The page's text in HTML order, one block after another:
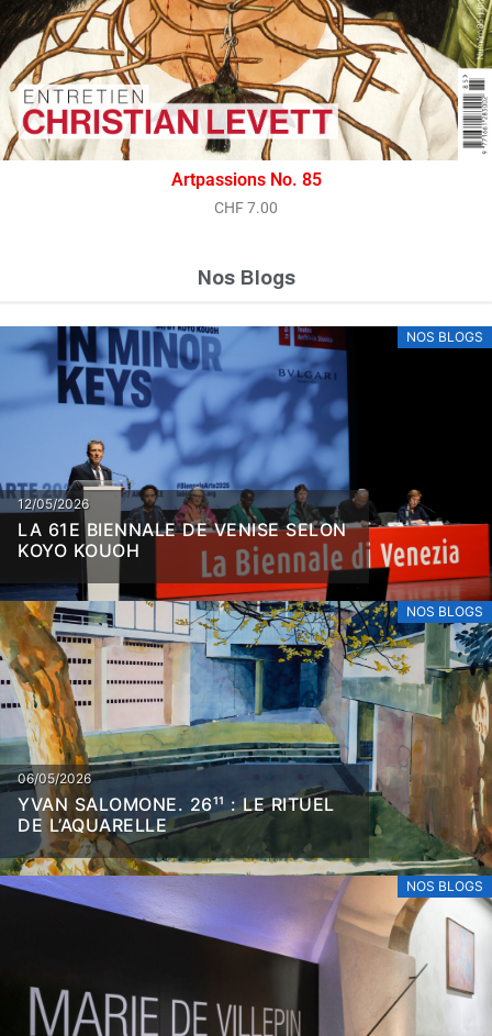
Artpassions No. 85
CHF7.00
Nos Blogs
NOS BLOGS
12/05/2026
LA 61E BIENNALE DE VENISE SELON
KOYO KOUOH
NOS BLOGS
06/05/2026
YVAN SALOMONE. 26¹¹ : LE RITUEL
DE L’AQUARELLE
NOS BLOGS